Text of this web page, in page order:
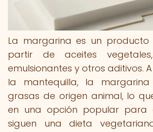
La margarina es un
partir de aceites
emulsionantes y otros aditivos.
la mantequilla, la
grasas de origen animal, lo
en una opción popular para
siguen una dieta